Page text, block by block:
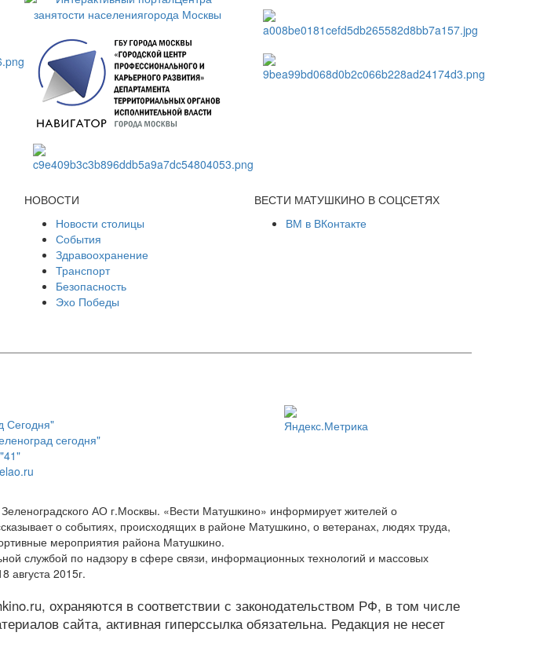
НОВОСТИ
Новости столицы
События
Здравоохранение
Транспорт
Безопасность
Эхо Победы
ВЕСТИ МАТУШКИНО В СОЦСЕТЯХ
ВМ в ВКонтакте
Сегодня"
сегодня"
АО г.Москвы. «Вести Матушкино» информирует жителей о
о событиях, происходящих в районе Матушкино, о ветеранах, людях труда,
мероприятия района Матушкино.
службой по надзору в сфере связи, информационных технологий и массовых
августа 2015г.
охраняются в соответствии с законодательством РФ, в том числе
сайта, активная гиперссылка обязательна. Редакция не несет